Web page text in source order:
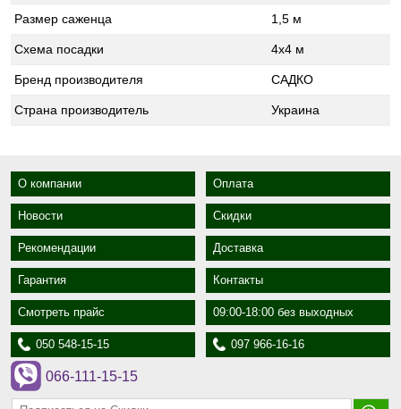
Размер саженца 1,5 м
Схема посадки 4х4 м
Бренд производителя САДКО
Страна производитель Украина
О компании Оплата
Новости Скидки
Рекомендации Доставка
Гарантия Контакты
Смотреть прайс 09:00-18:00 без выходных
050 548-15-15 097 966-16-16
066-111-15-15